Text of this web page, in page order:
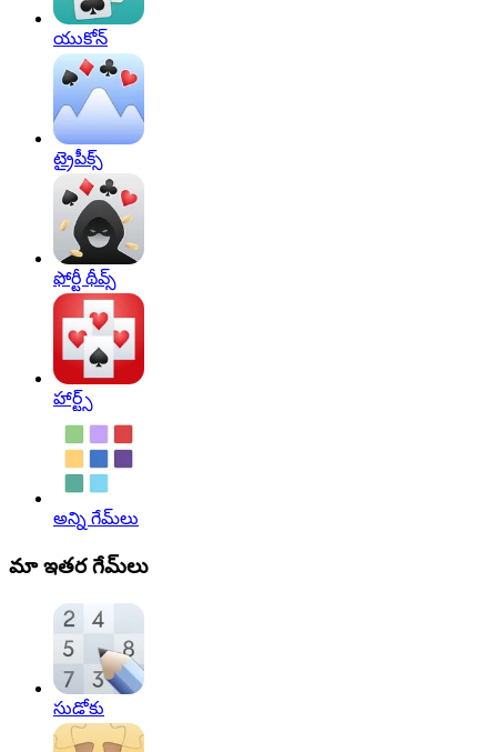
యుకోన్‌
ట్రైపీక్స్‌
ఫోర్టీ థీవ్స్‌
హార్ట్స్
అన్ని గేమ్‌లు
మా ఇతర గేమ్‌లు
సుడోకు